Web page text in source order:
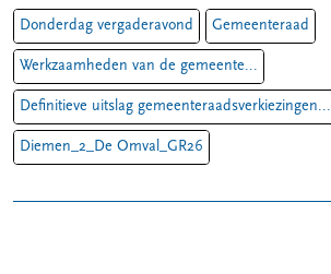
Donderdag vergaderavond Gemeenteraad
Werkzaamheden van de gemeente...
Definitieve uitslag gemeenteraadsverkiezingen...
Diemen_2_De Omval_GR26